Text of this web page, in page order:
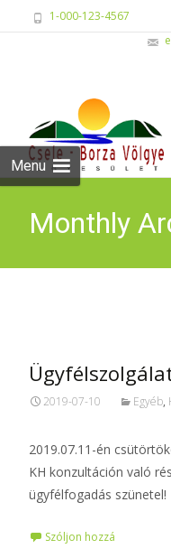
1-000-123-4567
Menu
Monthly
2019-07-10 Egyéb,
2019.07.11-én
KH konzultáción való
ügyfélfogadás szünetel!
Szóljon hozzá